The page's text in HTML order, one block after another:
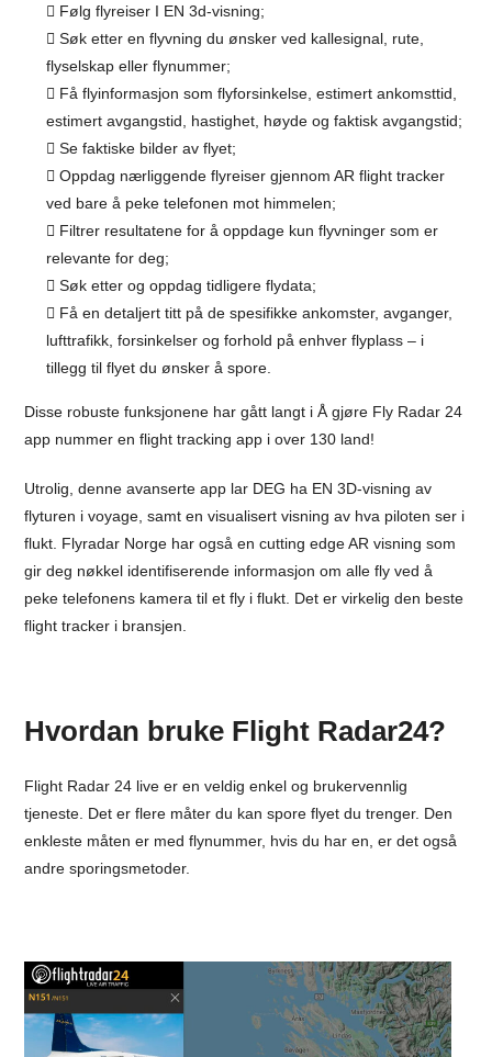
Følg flyreiser I EN 3d-visning;
Søk etter en flyvning du ønsker ved kallesignal, rute,
flyselskap eller flynummer;
Få flyinformasjon som flyforsinkelse, estimert ankomsttid,
estimert avgangstid, hastighet, høyde og faktisk avgangstid;
Se faktiske bilder av flyet;
Oppdag nærliggende flyreiser gjennom AR flight tracker
ved bare å peke telefonen mot himmelen;
Filtrer resultatene for å oppdage kun flyvninger som er
relevante for deg;
Søk etter og oppdag tidligere flydata;
Få en detaljert titt på de spesifikke ankomster, avganger,
lufttrafikk, forsinkelser og forhold på enhver flyplass – i
tillegg til flyet du ønsker å spore.
Disse robuste funksjonene har gått langt i Å gjøre Fly Radar 24
app nummer en flight tracking app i over 130 land!
Utrolig, denne avanserte app lar DEG ha EN 3D-visning av
flyturen i voyage, samt en visualisert visning av hva piloten ser i
flukt. Flyradar Norge har også en cutting edge AR visning som
gir deg nøkkel identifiserende informasjon om alle fly ved å
peke telefonens kamera til et fly i flukt. Det er virkelig den beste
flight tracker i bransjen.
Hvordan bruke Flight Radar24?
Flight Radar 24 live er en veldig enkel og brukervennlig
tjeneste. Det er flere måter du kan spore flyet du trenger. Den
enkleste måten er med flynummer, hvis du har en, er det også
andre sporingsmetoder.